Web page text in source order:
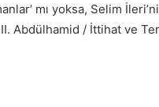
mı yoksa, Selim
Abdülhamid / İttihat ve